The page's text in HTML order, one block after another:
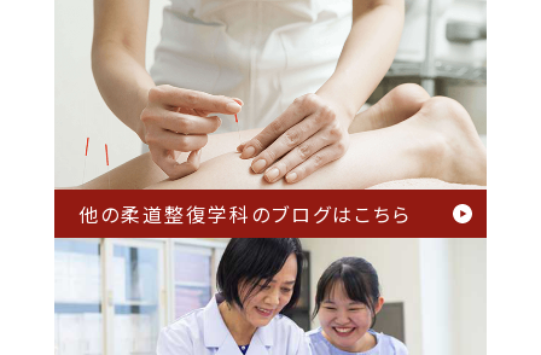
他の柔道整復学科のブログはこちら